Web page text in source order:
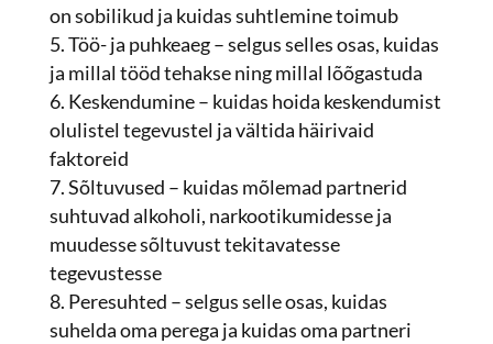
on sobilikud ja kuidas suhtlemine toimub
Töö- ja puhkeaeg – selgus selles osas, kuidas
ja millal tööd tehakse ning millal lõõgastuda
Keskendumine – kuidas hoida keskendumist
olulistel tegevustel ja vältida häirivaid
faktoreid
Sõltuvused – kuidas mõlemad partnerid
suhtuvad alkoholi, narkootikumidesse ja
muudesse sõltuvust tekitavatesse
tegevustesse
Peresuhted – selgus selle osas, kuidas
suhelda oma perega ja kuidas oma partneri